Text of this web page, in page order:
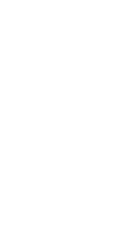
истории,
шаржи, стихи,